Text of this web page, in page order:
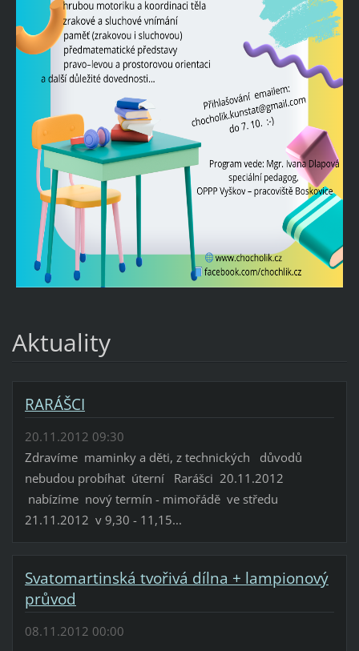
Aktuality
RARÁŠCI
20.11.2012 09:30
Zdravíme maminky a děti, z technických důvodů
nebudou probíhat úterní Rarášci 20.11.2012
nabízíme nový termín - mimořádě ve středu
21.11.2012 v 9,30 - 11,15...
Svatomartinská tvořivá dílna + lampionový
průvod
08.11.2012 00:00